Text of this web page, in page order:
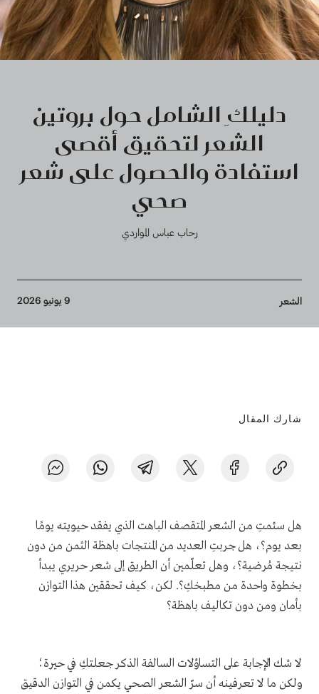
دليلكِ الشامل حول بروتين
الشعر لتحقيق أقصى
استفادة والحصول على شعر
صحي
رحاب عباس المواردي
Breadcrumb
الشعر 9 يونيو 2026
شارك المقال
هل سئمتِ من الشعر المتقصف الباهت الذي يفقد حيويته يومًا
بعد يوم؟، هل جربتِ العديد من المنتجات باهظة الثمن من دون
نتيجة مُرضية؟، وهل تعلّمين أن الطريق إلى شعر حريري يبدأ
بخطوة واحدة من مطبخكِ؟. لكن، كيف تحققين هذا التوازن
بأمان ومن دون تكاليف باهظة؟
لا شك الإجابة على التساؤلات السالفة الذكر جعلتكِ في حيرة؛
ولكن ما لا تعرفينه أن سرّ الشعر الصحي يكمن في التوازن الدقيق